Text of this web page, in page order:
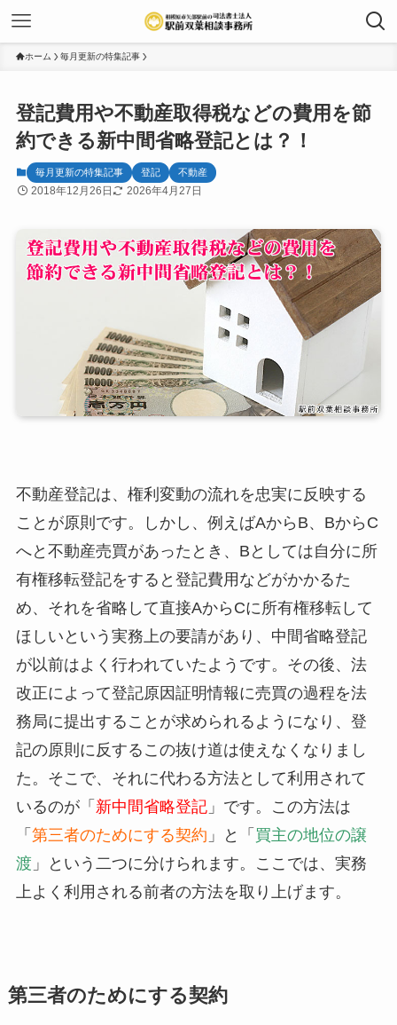
ホーム 毎月更新の特集記事
登記費用や不動産取得税などの費用を節
約できる新中間省略登記とは？！
毎月更新の特集記事 登記 不動産
2018年12月26日 2026年4月27日
不動産登記は、権利変動の流れを忠実に反映する
ことが原則です。しかし、例えばAからB、BからC
へと不動産売買があったとき、Bとしては自分に所
有権移転登記をすると登記費用などがかかるた
め、それを省略して直接AからCに所有権移転して
ほしいという実務上の要請があり、中間省略登記
が以前はよく行われていたようです。その後、法
改正によって登記原因証明情報に売買の過程を法
務局に提出することが求められるようになり、登
記の原則に反するこの抜け道は使えなくなりまし
た。そこで、それに代わる方法として利用されて
いるのが「 新中間省略登記」です。この方法は
「 第三者のためにする契約 」と「 買主の地位の譲
渡 」という二つに分けられます。ここでは、実務
上よく利用される前者の方法を取り上げます。
第三者のためにする契約